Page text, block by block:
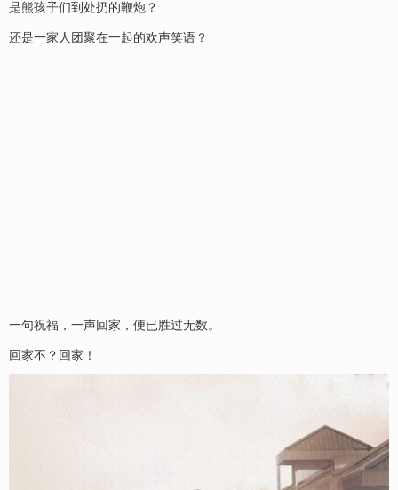
是熊孩子们到处扔的鞭炮？
还是一家人团聚在一起的欢声笑语？
一句祝福，一声回家，便已胜过无数。
回家不？回家！